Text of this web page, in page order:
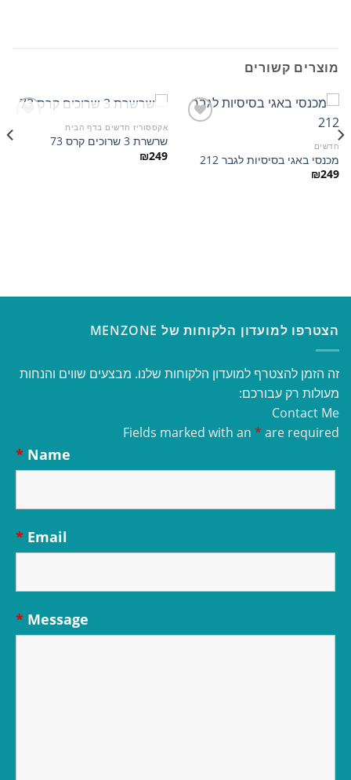
מוצרים קשורים
הוסף
חדשים
מכנסי באגי בסיסיות לגבר 212
₪249
המלאי אזל
אקססוריז חדשים בדף הבית
שרשרת 3 שרוכים קרס 73
₪249
הצטרפו למועדון הלקוחות של MENZONE
זה הזמן להצטרף למועדון הלקוחות שלנו. מבצעים שווים והנחות
מעולות רק עבורכם:
Contact Me
Fields marked with an * are required
Name
*
Email
*
Message
*